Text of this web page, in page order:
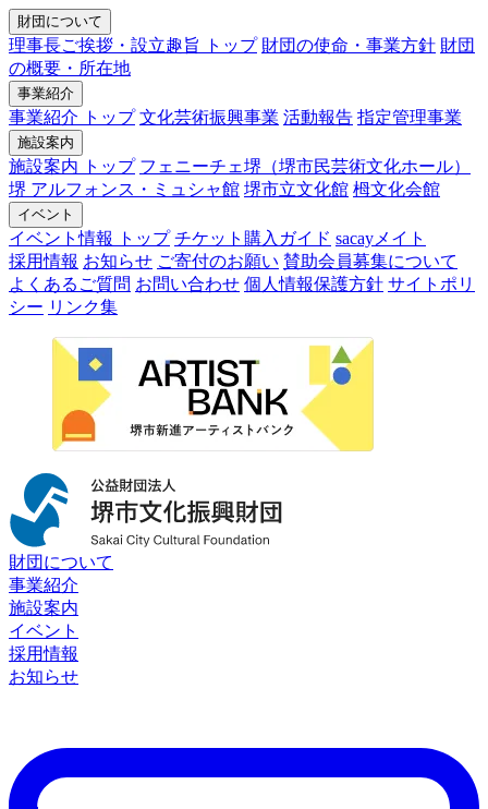
財団について
理事長ご挨拶・設立趣旨 トップ 財団の使命・事業方針 財団
の概要・所在地
事業紹介
事業紹介 トップ 文化芸術振興事業 活動報告 指定管理事業
施設案内
施設案内 トップ フェニーチェ堺（堺市民芸術文化ホール）
堺 アルフォンス・ミュシャ館 堺市立文化館 栂文化会館
イベント
イベント情報 トップ チケット購入ガイド sacayメイト
採用情報 お知らせ ご寄付のお願い 賛助会員募集について
よくあるご質問 お問い合わせ 個人情報保護方針 サイトポリ
シー リンク集
財団について
事業紹介
施設案内
イベント
採用情報
お知らせ